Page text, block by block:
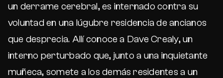
un derrame cerebral, es internado contra su
voluntad en una lúgubre residencia de ancianos
que desprecia. Allí conoce a Dave Crealy, un
interno perturbado que, junto a una inquietante
muñeca, somete a los demás residentes a un